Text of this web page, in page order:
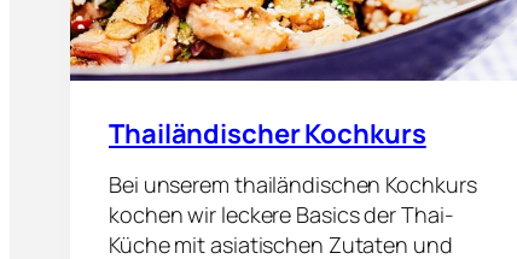
Thailändischer Kochkurs
Bei unserem thailändischen Kochkurs
kochen wir leckere Basics der Thai-
Küche mit asiatischen Zutaten und